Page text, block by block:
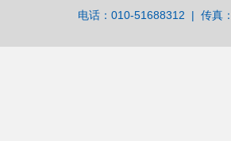
电话：010-51688312 | 传真